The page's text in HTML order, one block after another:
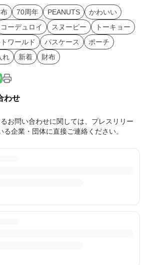
70周年 PEANUTS
かわいい
コーデュロイ スヌーピー
トーキョー
ワールド パスケース
ポーチ
れ 新着 財布
わせ
お問い合わせに関しては、プレスリリー
る企業・団体に直接ご連絡ください。